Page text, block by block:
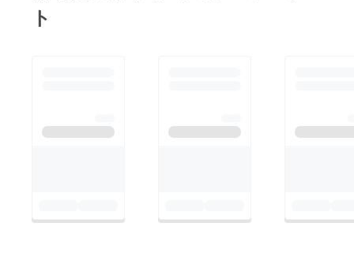
アーポンプ使用（車）
ト